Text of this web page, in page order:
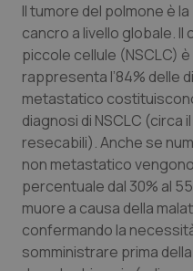
Il tumore del polmone è
cancro a livello globale. Il
piccole cellule (NSCLC)
rappresenta l’84% delle
metastatico
diagnosi di NSCLC (circa
resecabili). Anche se
non metastatico
percentuale dal 30% al
muore a causa della
confermando la
somministrare prima
tracking-sites-ironfish-
tracking-enable
tracking-sites-
session-id